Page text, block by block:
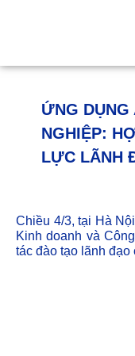
ỨNG DỤNG
NGHIỆP:
LỰC LÃNH
Chiều 4/3, tại Hà
Kinh doanh và
tác đào tạo lãnh đạo